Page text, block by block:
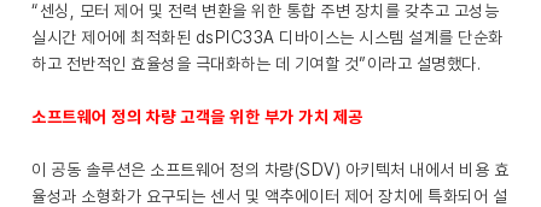
“센싱, 모터 제어 및 전력 변환을 위한 통합 주변 장치를 갖추고 고성능
실시간 제어에 최적화된 dsPIC33A 디바이스는 시스템 설계를 단순화
하고 전반적인 효율성을 극대화하는 데 기여할 것”이라고 설명했다.
소프트웨어 정의 차량 고객을 위한 부가 가치 제공
이 공동 솔루션은 소프트웨어 정의 차량(SDV) 아키텍처 내에서 비용 효
율성과 소형화가 요구되는 센서 및 액추에이터 제어 장치에 특화되어 설